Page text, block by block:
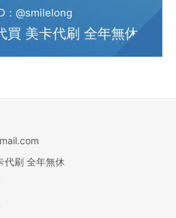
：@smilelong
買 美卡代刷 全年無休
代刷 全年無休